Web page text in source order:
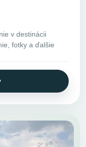
v destinácii
fotky a ďalšie